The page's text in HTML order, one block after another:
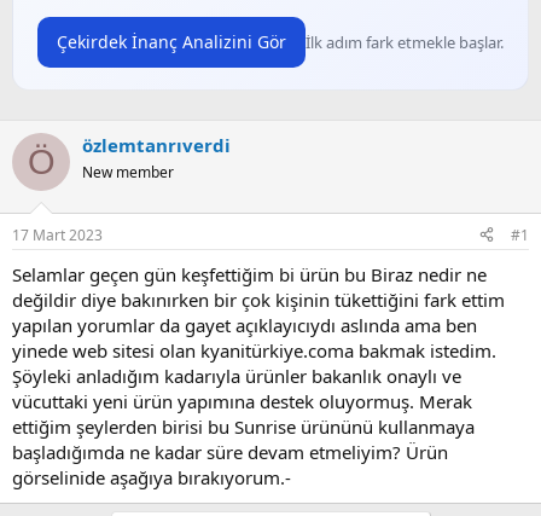
Çekirdek İnanç Analizini Gör İlk adım fark etmekle başlar.
Ö özlemtanrıverdi
New member
17 Mart 2023 #1
Selamlar geçen gün keşfettiğim bi ürün bu Biraz nedir ne
değildir diye bakınırken bir çok kişinin tükettiğini fark ettim
yapılan yorumlar da gayet açıklayıcıydı aslında ama ben
yinede web sitesi olan kyanitürkiye.coma bakmak istedim.
Şöyleki anladığım kadarıyla ürünler bakanlık onaylı ve
vücuttaki yeni ürün yapımına destek oluyormuş. Merak
ettiğim şeylerden birisi bu Sunrise ürününü kullanmaya
başladığımda ne kadar süre devam etmeliyim? Ürün
görselinide aşağıya bırakıyorum.-